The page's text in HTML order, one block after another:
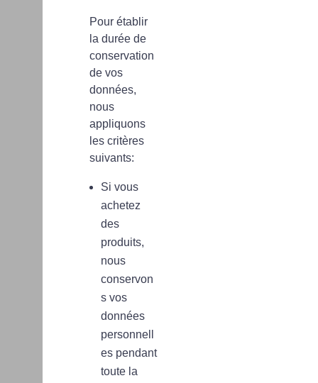
Pour établir
la durée de
conservation
de vos
données,
nous
appliquons
les critères
suivants:
Si vous
achetez
des
produits,
nous
conservon
s vos
données
personnell
es pendant
toute la